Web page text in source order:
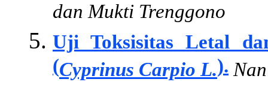
dan Mukti Trenggono
Uji Toksisitas Letal
(Cyprinus Carpio L.).